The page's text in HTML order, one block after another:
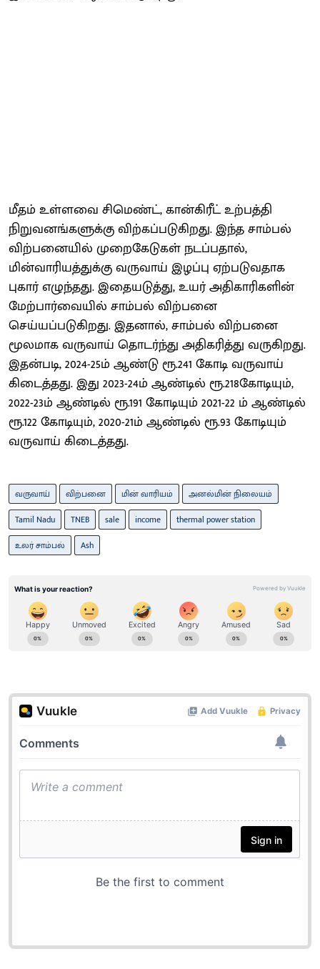
மீதம் உள்ளவை சிமெண்ட், கான்கிரீட் உற்பத்தி
நிறுவனங்களுக்கு விற்கப்படுகிறது. இந்த சாம்பல்
விற்பனையில் முறைகேடுகள் நடப்பதால்,
மின்வாரியத்துக்கு வருவாய் இழப்பு ஏற்படுவதாக
புகார் எழுந்தது. இதையடுத்து, உயர் அதிகாரிகளின்
மேற்பார்வையில் சாம்பல் விற்பனை
செய்யப்படுகிறது. இதனால், சாம்பல் விற்பனை
மூலமாக வருவாய் தொடர்ந்து அதிகரித்து வருகிறது.
இதன்படி, 2024-25ம் ஆண்டு ரூ.241 கோடி வருவாய்
கிடைத்தது. இது 2023-24ம் ஆண்டில் ரூ.218கோடியும்,
2022-23ம் ஆண்டில் ரூ.191 கோடியும் 2021-22 ம் ஆண்டில்
ரூ.122 கோடியும், 2020-21ம் ஆண்டில் ரூ.93 கோடியும்
வருவாய் கிடைத்தது.
வருவாய் விற்பனை மின் வாரியம்
அனல்மின் நிலையம்
Tamil Nadu
TNEB sale income
thermal power station
உலர் சாம்பல்
Ash